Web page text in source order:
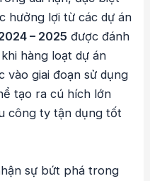
hưởng lợi từ các dự án
– 2025 được đánh
hàng loạt dự án
vào giai đoạn sử dụng
tạo ra cú hích lớn
công ty tận dụng tốt
sự bứt phá trong